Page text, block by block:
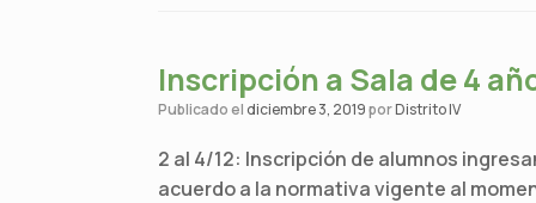
Inscripción a Sala de 4
Publicado el diciembre 3, 2019porDistrito IV
2 al 4/12: Inscripción de alumnos
acuerdo a la normativa vigente al